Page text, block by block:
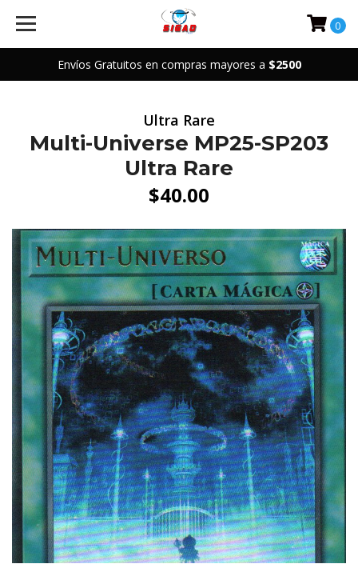
Envíos Gratuitos en compras mayores a $2500
0
Ultra Rare
Multi-Universe MP25-SP203
Ultra Rare
$40.00